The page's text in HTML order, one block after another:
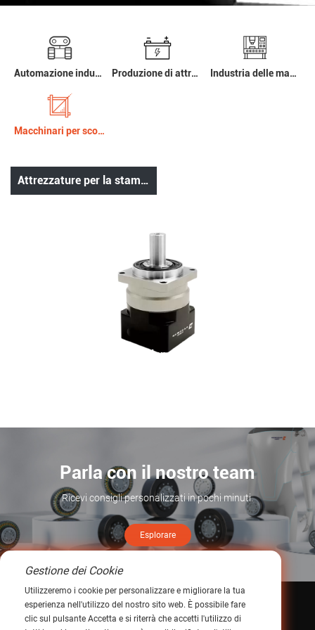
Automazione industriale e robotica Produzione di attrezzature avanzate Industria delle macchine utensili
Macchinari per scopi speciali
Attrezzature per la stampa e macchinari
Parla con il nostro team
Ricevi consigli personalizzati in pochi minuti.
Esplorare
Contattaci
Gestione dei Cookie
Utilizzeremo i cookie per personalizzare e migliorare la tua
esperienza nell'utilizzo del nostro sito web. È possibile fare
clic sul pulsante Accetta e si riterrà che accetti l'utilizzo di